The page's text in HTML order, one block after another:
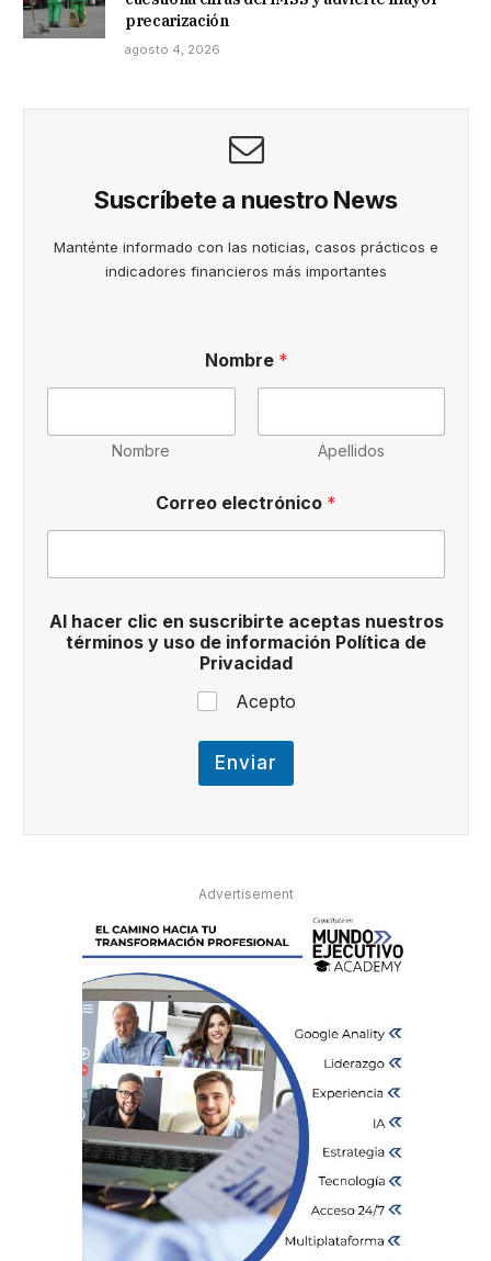
precarización
agosto 4, 2026
Suscríbete a nuestro News
Manténte informado con las noticias, casos prácticos e
indicadores financieros más importantes
Nombre *
Nombre Apellidos
l
u
o
r
r
e
o
Correo electrónico *
Al hacer clic en suscribirte aceptas nuestros
términos y uso de información Política de
Privacidad
Acepto
Enviar
Advertisement